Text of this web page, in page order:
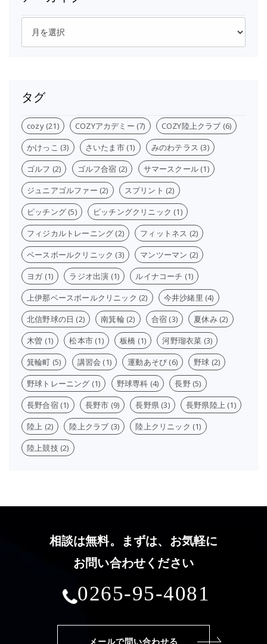
カ
タグ
cozy(21) COZYアカデミー (7) COZY陸上クラブ (6)
かけっこ (3) さいたま市(1) みのわテラス (3)
ゴルフ (2) ゴルフ合宿 (2) サマースクール (1)
ジュニアゴルファー (2) スプリント (2)
ピッチング (5) ピッチングクリニック (1)
フィジカルトレーニング (2) フィットネス (2)
ベースボールクリニック (3) マンツーマン (2)
ヨガ (1) ラジオ出演 (1) ルイナコーチ (1)
上伊那ベースボールクリニック (2) 今井沙緒里 (4)
北信野球の日 (2) 南箕輪(2) 合宿 (3) 夏休み(2)
木曽 (1) 松本市 (1) 板橋 (1) 河野瑠衣菜 (3)
箕輪町 (5) 講習会 (1) 運動あそび (6) 野球 (2)
野球トレーニング (1) 野球専科 (4) 長野(5)
長野合宿(1) 長野市 (9) 長野県 (3) 長野県陸上 (1)
陸上 (2) 陸上クラブ (3) 陸上クリニック (1)
陸上競技(2)
相談は無料。まずは、お気軽に
お問い合わせください
0265-95-4081
メールで問い合わせる